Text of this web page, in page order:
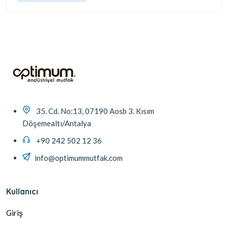
35. Cd. No:13, 07190 Aosb 3. Kısım
Döşemealtı/Antalya
+90 242 502 12 36
info@optimummutfak.com
Kullanıcı
Giriş